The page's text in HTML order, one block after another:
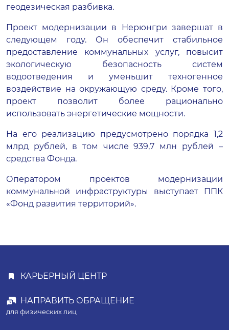
геодезическая разбивка.
Проект модернизации в Нерюнгри завершат в
следующем году. Он обеспечит стабильное
предоставление коммунальных услуг, повысит
экологическую безопасность систем
водоотведения и уменьшит техногенное
воздействие на окружающую среду. Кроме того,
проект позволит более рационально
использовать энергетические мощности.
На его реализацию предусмотрено порядка 1,2
млрд рублей, в том числе 939,7 млн рублей –
средства Фонда.
Оператором проектов модернизации
коммунальной инфраструктуры выступает ППК
«Фонд развития территорий».
КАРЬЕРНЫЙ ЦЕНТР
НАПРАВИТЬ ОБРАЩЕНИЕ
для физических лиц